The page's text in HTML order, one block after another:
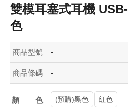
雙模耳塞式耳機
色
商品型號 -
商品條碼 -
顏色(預購)黑色 紅色